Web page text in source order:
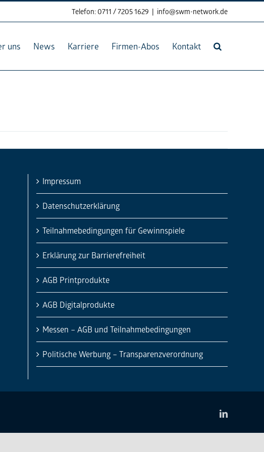
Telefon: 0711 / 7205 1629 | info@swm-network.de
uns News Karriere Firmen-Abos Kontakt
Impressum
Datenschutzerklärung
Teilnahmebedingungen für Gewinnspiele
Erklärung zur Barrierefreiheit
AGB Printprodukte
AGB Digitalprodukte
Messen – AGB und Teilnahmebedingungen
Politische Werbung – Transparenzverordnung
LinkedIn